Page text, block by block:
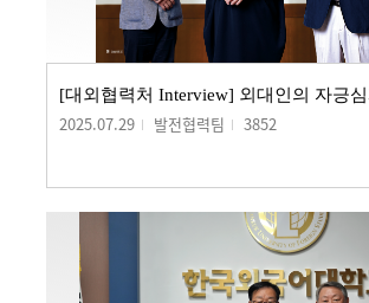
2025.07.29 발전협력팀 3852